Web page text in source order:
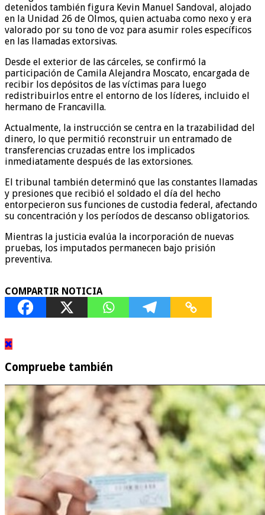
detenidos también figura Kevin Manuel Sandoval, alojado
en la Unidad 26 de Olmos, quien actuaba como nexo y era
valorado por su tono de voz para asumir roles específicos
en las llamadas extorsivas.
Desde el exterior de las cárceles, se confirmó la
participación de Camila Alejandra Moscato, encargada de
recibir los depósitos de las víctimas para luego
redistribuirlos entre el entorno de los líderes, incluido el
hermano de Francavilla.
Actualmente, la instrucción se centra en la trazabilidad del
dinero, lo que permitió reconstruir un entramado de
transferencias cruzadas entre los implicados
inmediatamente después de las extorsiones.
El tribunal también determinó que las constantes llamadas
y presiones que recibió el soldado el día del hecho
entorpecieron sus funciones de custodia federal, afectando
su concentración y los períodos de descanso obligatorios.
Mientras la justicia evalúa la incorporación de nuevas
pruebas, los imputados permanecen bajo prisión
preventiva.
COMPARTIR NOTICIA
Compruebe también